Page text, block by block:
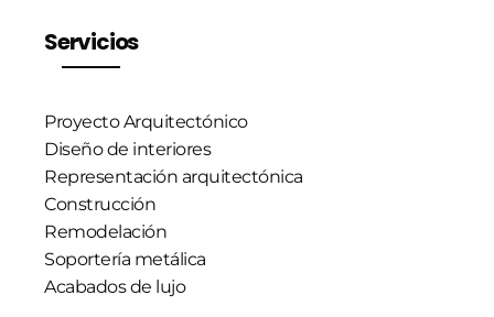
Servicios
Proyecto Arquitectónico
Diseño de interiores
Representación arquitectónica
Construcción
Remodelación
Soportería metálica
Acabados de lujo